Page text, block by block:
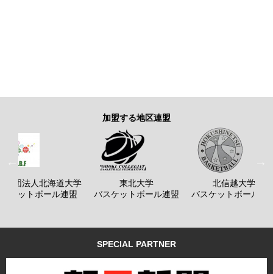
加盟する地区連盟
社団法人北海道大学
ケットボール連盟
東北大学
バスケットボール連盟
北信越大学
バスケットボール連
SPECIAL PARTNER